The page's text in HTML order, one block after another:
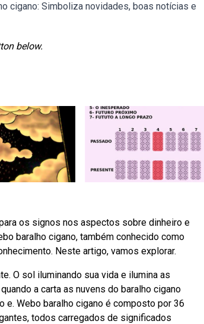
cigano: Simboliza novidades, boas notícias e
below.
os signos nos aspectos sobre dinheiro e
baralho cigano, também conhecido como
Neste artigo, vamos explorar.
O sol iluminando sua vida e ilumina as
a carta as nuvens do baralho cigano
e. Webo baralho cigano é composto por 36
todos carregados de significados